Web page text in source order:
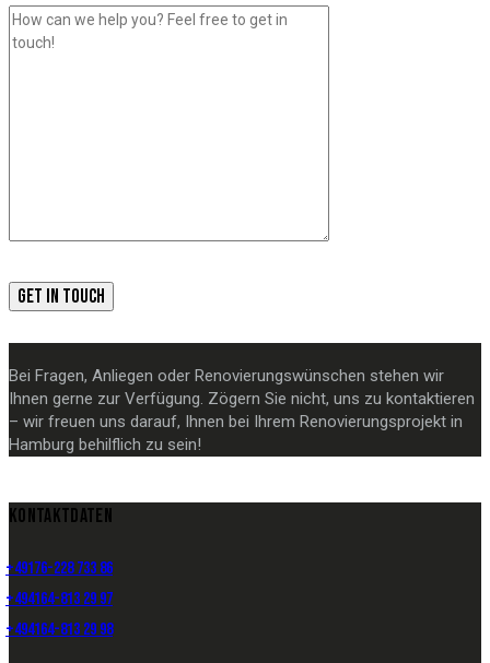
Bei Fragen, Anliegen oder Renovierungswünschen stehen wir
Ihnen gerne zur Verfügung. Zögern Sie nicht, uns zu kontaktieren
– wir freuen uns darauf, Ihnen bei Ihrem Renovierungsprojekt in
Hamburg behilflich zu sein!
KONTAKTDATEN
+49176-228 733 86
+494164-813 29 97
+494164-813 29 98